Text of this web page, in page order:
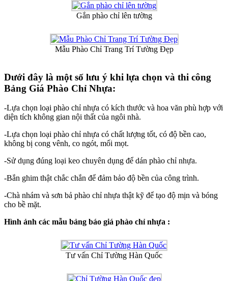
Gắn phào chỉ lên tường
Mẫu Phào Chỉ Trang Trí Tường Đẹp
Dưới đây là một số lưu ý khi lựa chọn và thi công
Bảng Giá Phào Chỉ Nhựa:
-Lựa chọn loại phào chỉ nhựa có kích thước và hoa văn phù hợp với
diện tích không gian nội thất của ngôi nhà.
-Lựa chọn loại phào chỉ nhựa có chất lượng tốt, có độ bền cao,
không bị cong vênh, co ngót, mối mọt.
-Sử dụng đúng loại keo chuyên dụng để dán phào chỉ nhựa.
-Bắn ghim thật chắc chắn để đảm bảo độ bền của công trình.
-Chà nhám và sơn bả phào chỉ nhựa thật kỹ để tạo độ mịn và bóng
cho bề mặt.
Hình ảnh các mẫu bảng báo giá phào chỉ nhựa :
Tư vấn Chỉ Tường Hàn Quốc